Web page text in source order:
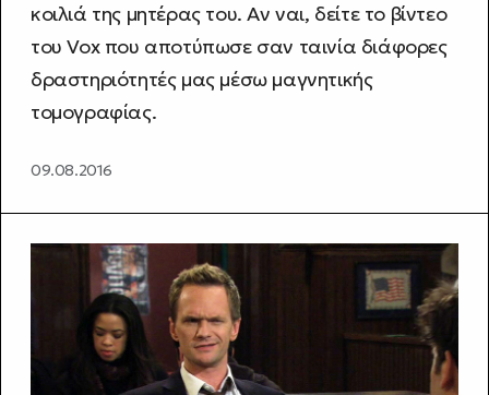
κοιλιά της μητέρας του. Αν ναι, δείτε το βίντεο
του Vox που αποτύπωσε σαν ταινία διάφορες
δραστηριότητές μας μέσω μαγνητικής
τομογραφίας.
09.08.2016